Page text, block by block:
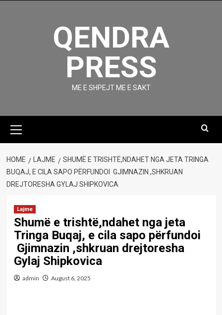
QENDRA
PRESS
ME E SHPEJT ME E SAKT
Menu
HOME LAJME
SHUMË E TRISHTË,NDAHET NGA JETA TRINGA
BUQAJ, E CILA SAPO PËRFUNDOI GJIMNAZIN ,SHKRUAN
DREJTORESHA GYLAJ SHIPKOVICA
Lajme
Shumë e trishtë,ndahet nga jeta
Tringa Buqaj, e cila sapo përfundoi
Gjimnazin ,shkruan drejtoresha
Gylaj Shipkovica
admin August 6, 2025